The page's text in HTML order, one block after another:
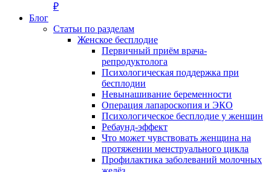
₽
Блог
Статьи по разделам
Женское бесплодие
Первичный приём врача-
репродуктолога
Психологическая поддержка при
бесплодии
Невынашивание беременности
Операция лапароскопия и ЭКО
Психологическое бесплодие у женщин
Ребаунд-эффект
Что может чувствовать женщина на
протяжении менструального цикла
Профилактика заболеваний молочных